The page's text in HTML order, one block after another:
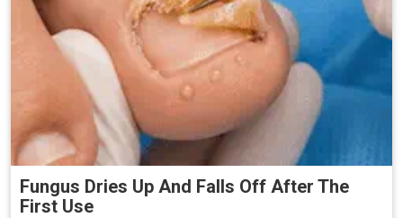
Fungus Dries Up And Falls Off After The
First Use